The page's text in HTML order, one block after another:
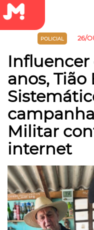
POLICIAL 26/
Influencer
anos,
Militar
internet